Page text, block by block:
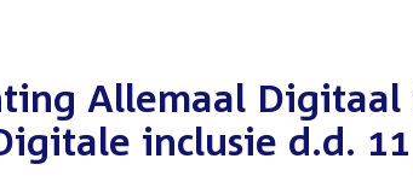
Allemaal Digitaal
inclusie d.d.